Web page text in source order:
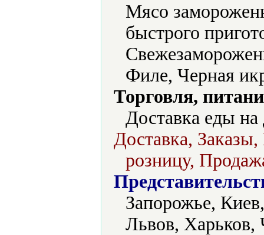
Мясо
быстрого
Филе, Черная
Торговля,
Доставка еды
Доставка,
розницу,
Запорожье,
Львов, Харьков,